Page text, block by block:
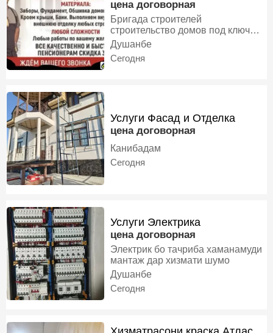
цена договорная
Бригада строителей
строительство домов под ключ
ремонт квартир под ключ с
материалом без есть все не
обходимые инструмент. Устохои
Душанбе
Сегодня
Услуги Фасад и Отделка
цена договорная
Канибадам
Сегодня
Услуги Электрика
цена договорная
Электрик бо тачриба хаманамуди
мантаж дар хизмати шумо
Душанбе
Сегодня